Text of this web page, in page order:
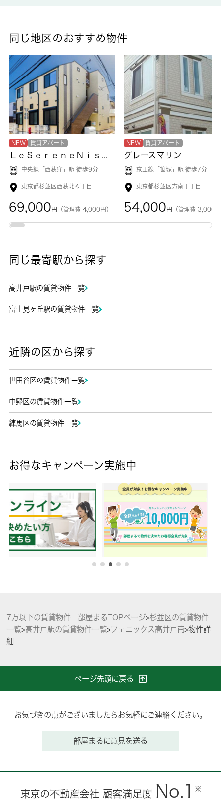
同じ地区のおすすめ物件
NEW 賃貸アパート
ＬｅＳｅｒｅｎｅＮｉｓｈｉＯｇｉｋｕｂｏ
中央線「 西荻窪 」駅 徒歩9分
東京都杉並区西荻北４丁目
69,000 円 （管理費 4,000円）
NEW 賃貸アパート
グレースマリン
京王線「笹塚 」駅 徒歩7分
東京都杉並区方南１丁目
54,000 円 （管理費 3,000
同じ最寄駅から探す
高井戸駅の賃貸物件一覧
富士見ヶ丘駅の賃貸物件一覧
近隣の区から探す
世田谷区の賃貸物件一覧
中野区の賃貸物件一覧
練馬区の賃貸物件一覧
お得なキャンペーン実施中
7万以下の賃貸物件 部屋まるTOPページ>杉並区の賃貸物件
一覧>高井戸駅の賃貸物件一覧>フェニックス高井戸南>物件詳
細
ページ先頭に戻る
お気づきの点がございましたらお気軽にご連絡ください。
部屋まるに意見を送る
東京の不動産会社 顧客満足度 No.1 ※